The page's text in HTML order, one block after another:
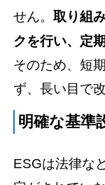
せん。取り組
クを行い、定
そのため、短
ず、長い目で
明確な基準
ESGは法律な